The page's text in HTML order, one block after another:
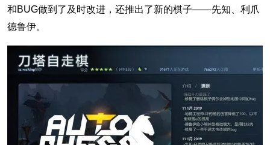
和BUG做到了及时改进，还推出了新的棋子——先知、利爪
德鲁伊。